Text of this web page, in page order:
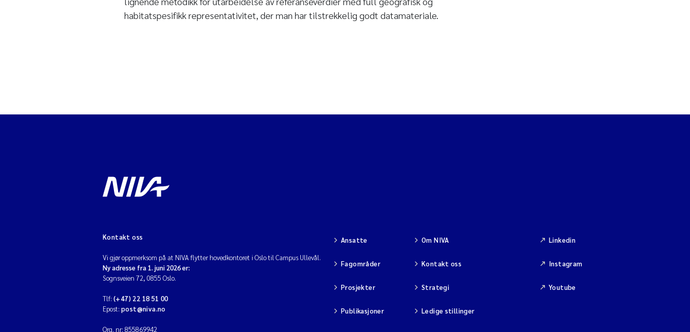
habitatspesifikk representativitet, der man har tilstrekkelig godt datamateriale.
Kontakt oss
Vi gjør oppmerksom på at NIVA flytter hovedkontoret i Oslo til Campus Ullevål.
Ny adresse fra 1. juni 2026 er:
Sognsveien 72, 0855 Oslo.
Tlf: (+47) 22 18 51 00
Epost: post@niva.no
Org. nr: 855869942
Ansatte
Fagområder
Prosjekter
Publikasjoner
Om NIVA
Kontakt oss
Strategi
Ledige stillinger
Linkedin
Instagram
Youtube